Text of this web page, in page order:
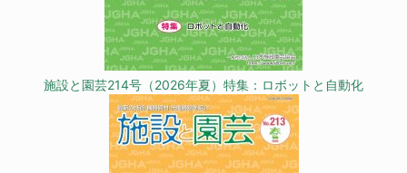
施設と園芸214号（2026年夏）特集：ロボットと自動化